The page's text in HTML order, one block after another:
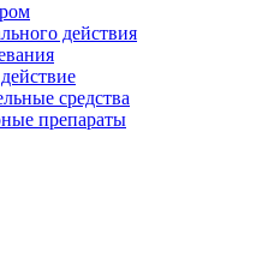
действия
средства
препараты